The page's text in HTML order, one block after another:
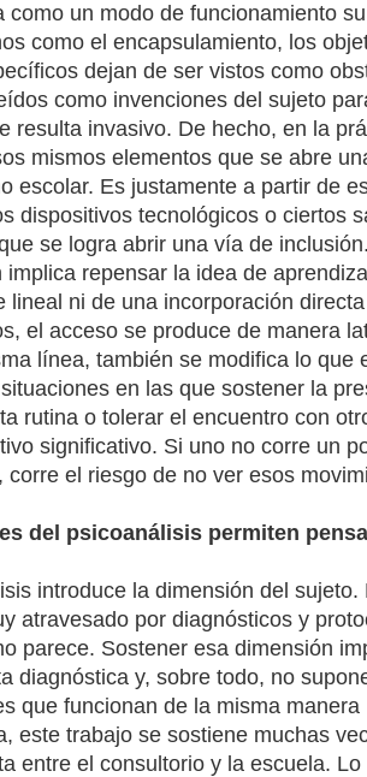
como un modo de funcionamiento
como el encapsulamiento, los
dejan de ser vistos como
como invenciones del sujeto
resulta invasivo. De hecho, en la
mismos elementos que se abre
escolar. Es justamente a partir de
dispositivos tecnológicos o ciertos
se logra abrir una vía de
implica repensar la idea de
lineal ni de una incorporación
el acceso se produce de manera
línea, también se modifica lo que
en las que sostener la
rutina o tolerar el encuentro con
significativo. Si uno no corre un
corre el riesgo de no ver esos
del psicoanálisis permiten
introduce la dimensión del sujeto.
atravesado por diagnósticos y
parece. Sostener esa dimensión
diagnóstica y, sobre todo, no
que funcionan de la misma manera
este trabajo se sostiene muchas
entre el consultorio y la escuela.